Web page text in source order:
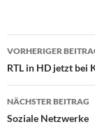
Beitrags-
VORHERIGER
RTL in HD jetzt bei
NÄCHSTER BEITRAG
Soziale Netzwerke